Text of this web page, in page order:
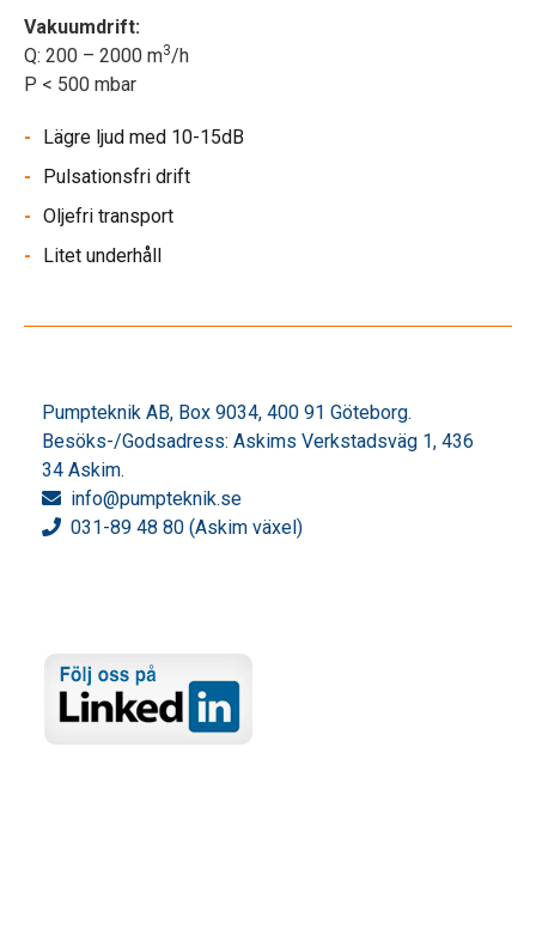
Vakuumdrift:
Q: 200 – 2000 m3/h
P < 500 mbar
Lägre ljud med 10-15dB
Pulsationsfri drift
Oljefri transport
Litet underhåll
Pumpteknik AB, Box 9034, 400 91 Göteborg.
Besöks-/Godsadress: Askims Verkstadsväg 1, 436
34 Askim.
info@pumpteknik.se
031-89 48 80 (Askim växel)